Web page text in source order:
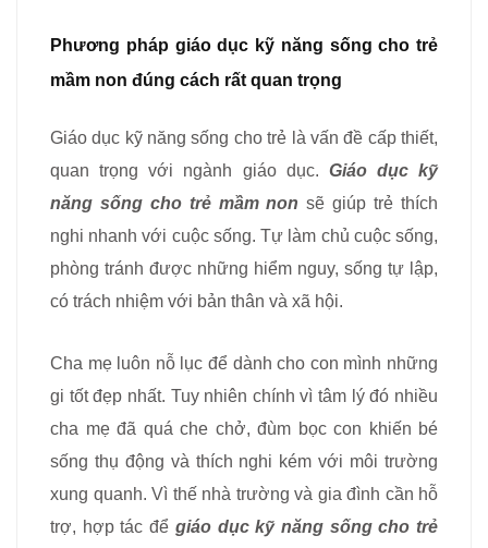
Phương pháp giáo dục kỹ năng sống cho trẻ
mầm non đúng cách rất quan trọng
Giáo dục kỹ năng sống cho trẻ là vấn đề cấp thiết,
quan trọng với ngành giáo dục. Giáo dục kỹ
năng sống cho trẻ mầm nonsẽ giúp trẻ thích
nghi nhanh với cuộc sống. Tự làm chủ cuộc sống,
phòng tránh được những hiểm nguy, sống tự lập,
có trách nhiệm với bản thân và xã hội.
Cha mẹ luôn nỗ lục để dành cho con mình những
gi tốt đẹp nhất. Tuy nhiên chính vì tâm lý đó nhiều
cha mẹ đã quá che chở, đùm bọc con khiến bé
sống thụ động và thích nghi kém với môi trường
xung quanh. Vì thế nhà trường và gia đình cần hỗ
trợ, hợp tác để giáo dục kỹ năng sống cho trẻ